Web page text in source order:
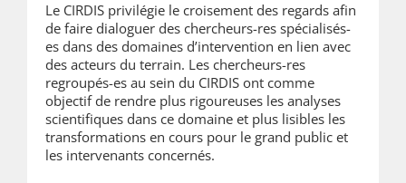
Le CIRDIS privilégie le croisement des regards afin
de faire dialoguer des chercheurs-res spécialisés-
es dans des domaines d’intervention en lien avec
des acteurs du terrain. Les chercheurs-res
regroupés-es au sein du CIRDIS ont comme
objectif de rendre plus rigoureuses les analyses
scientifiques dans ce domaine et plus lisibles les
transformations en cours pour le grand public et
les intervenants concernés.